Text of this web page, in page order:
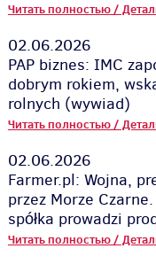
Читать полностью /
02.06.2026
PAP biznes: IMC
dobrym rokiem,
rolnych (wywiad)
Читать полностью /
02.06.2026
Farmer.pl: Wojna,
przez Morze
spółka prowadzi
Читать полностью /